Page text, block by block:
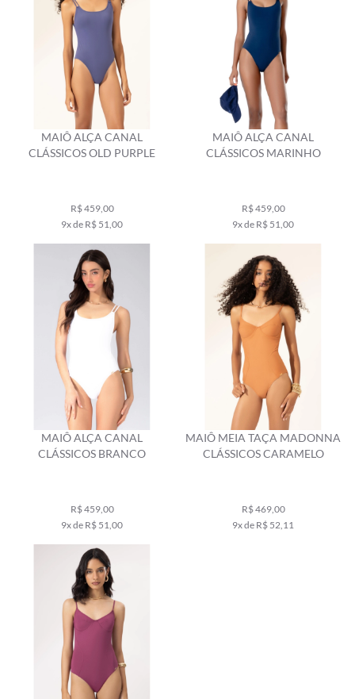
MAIÔ ALÇA CANAL
CLÁSSICOS OLD PURPLE
R$ 459,00
9x de R$ 51,00
MAIÔ ALÇA CANAL
CLÁSSICOS MARINHO
R$ 459,00
9x de R$ 51,00
MAIÔ ALÇA CANAL
CLÁSSICOS BRANCO
R$ 459,00
9x de R$ 51,00
MAIÔ MEIA TAÇA MADONNA
CLÁSSICOS CARAMELO
R$ 469,00
9x de R$ 52,11